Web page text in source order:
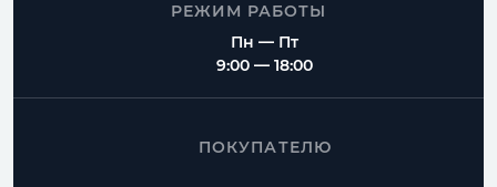
РЕЖИМ РАБОТЫ
Пн — Пт
9:00 — 18:00
ПОКУПАТЕЛЮ